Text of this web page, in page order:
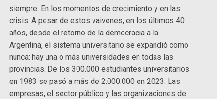
siempre. En los momentos de crecimiento y en las
crisis. A pesar de estos vaivenes, en los últimos 40
años, desde el retorno de la democracia a la
Argentina, el sistema universitario se expandió como
nunca: hay una o más universidades en todas las
provincias. De los 300.000 estudiantes universitarios
en 1983 se pasó a más de 2.000.000 en 2023. Las
empresas, el sector público y las organizaciones de